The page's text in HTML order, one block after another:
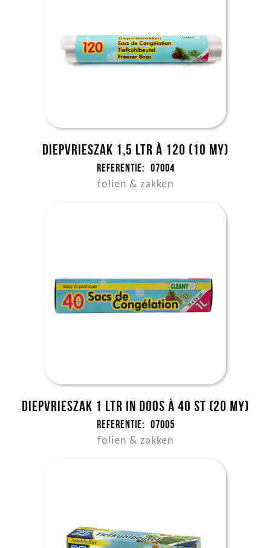
Diepvrieszak 1,5 ltr à 120 (10 my)
Referentie: 07004
folien & zakken
Diepvrieszak 1 ltr in doos à 40 st (20 my)
Referentie: 07005
folien & zakken